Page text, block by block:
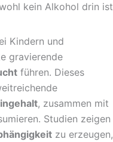
kein Alkohol drin ist
Kindern und
gravierende
führen. Dieses
, zusammen mit
Studien zeigen
zu erzeugen,